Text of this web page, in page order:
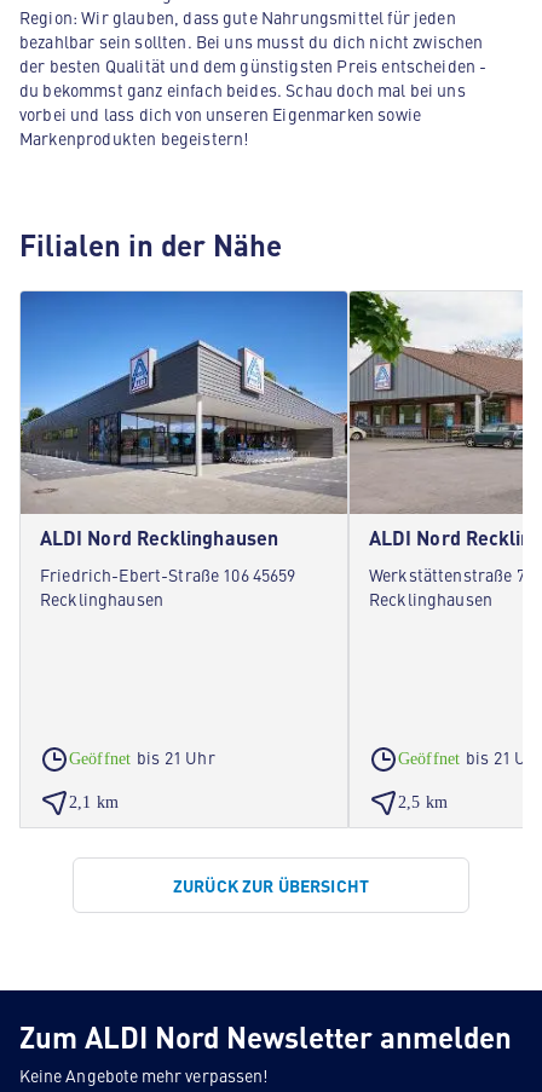
Region: Wir glauben, dass gute Nahrungsmittel für jeden
bezahlbar sein sollten. Bei uns musst du dich nicht zwischen
der besten Qualität und dem günstigsten Preis entscheiden -
du bekommst ganz einfach beides. Schau doch mal bei uns
vorbei und lass dich von unseren Eigenmarken sowie
Markenprodukten begeistern!
Filialen in der Nähe
ALDI Nord Recklinghausen
Friedrich-Ebert-Straße 106 45659
Recklinghausen
Geöffnet bis 21 Uhr
2,1 km
ALDI Nord
Werkstättenstraße 7
Recklinghausen
Geöffnet bis 21
2,5 km
ZURÜCK ZUR ÜBERSICHT
Zum ALDI Nord Newsletter anmelden
Keine Angebote mehr verpassen!